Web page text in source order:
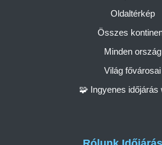
Oldaltérkép
Összes
Minden ország
Világ fővárosai
🧩 Ingyenes időjárás